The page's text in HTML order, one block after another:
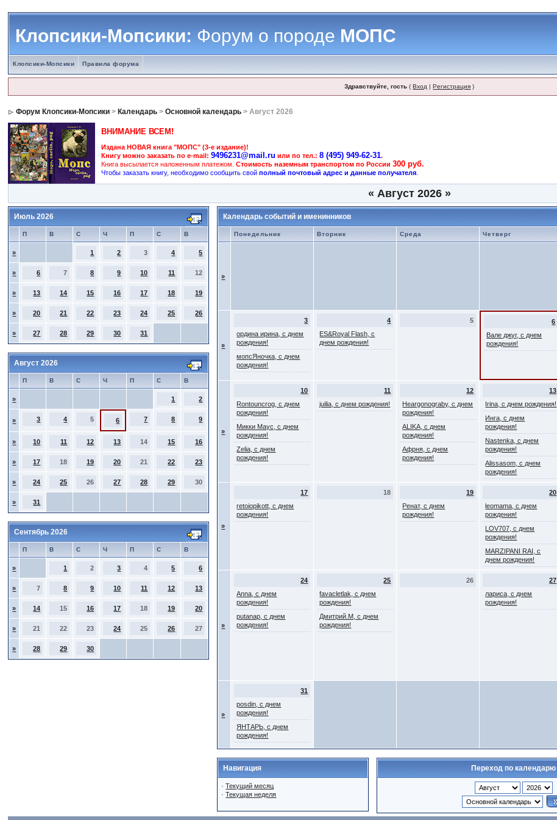
Клопсики-Мопсики:Форум о породеМОПС
Клопсики-Мопсики Правила форума
Здравствуйте, гость (Вход |Регистрация )
Форум Клопсики-Мопсики > Календарь >Основной календарь > Август 2026
ВНИМАНИЕ ВСЕМ!
Издана НОВАЯ книга "МОПС" (3-е издание)!
Книгу можно заказать по e-mail:9496231@mail.ru или по тел.:8 (495) 949-62-31.
Книга высылается наложенным платежом.Стоимость наземным транспортом по России300 руб.
Чтобы заказать книгу, необходимо сообщить свойполный почтовый адрес и данные получателя
« Август 2026 »
Июль 2026
П В С Ч П С В
» 1 2 3 4 5
» 6 7 8 9 10 11 12
» 13 14 15 16 17 18 19
» 20 21 22 23 24 25 26
» 27 28 29 30 31
Август 2026
П В С Ч П С В
» 1 2
» 3 4 5 6 7 8 9
» 10 11 12 13 14 15 16
» 17 18 19 20 21 22 23
» 24 25 26 27 28 29 30
» 31
Сентябрь 2026
П В С Ч П С В
» 1 2 3 4 5 6
» 7 8 9 10 11 12 13
» 14 15 16 17 18 19 20
» 21 22 23 24 25 26 27
» 28 29 30
Календарь событий и именинников
Понедельник Вторник Среда Четверг
»
»
3
ордина ирина, с днем
рождения!
мопсЯночка, с днем
рождения!
4
ES&Royal Flash, с
днем рождения!
5
6
Вале джуг, с днем
рождения!
»
10
Rontouncrog, с днем
рождения!
Микки Маус, с днем
рождения!
Zelia, с днем
рождения!
11
juilia, с днем рождения!
12
Heargonograby, с днем
рождения!
ALIKA, с днем
рождения!
Афрня, с днем
рождения!
13
Irina, с днем рождения!
Инга, с днем
рождения!
Nastenka, с днем
рождения!
Alissasom, с днем
рождения!
»
17
retoiopikott, с днем
рождения!
18
19
Ренат, с днем
рождения!
20
leomama, с днем
рождения!
LOV707, с днем
рождения!
MARZIPANI RAI, с
днем рождения!
»
24
Anna, с днем
рождения!
putanap, с днем
рождения!
25
favacletlak, с днем
рождения!
Дмитрий.М, с днем
рождения!
26
27
лариса, с днем
рождения!
»
31
posdin, с днем
рождения!
ЯНТАРЬ, с днем
рождения!
Навигация
·Текущий месяц
·Текущая неделя
Переход по календарю